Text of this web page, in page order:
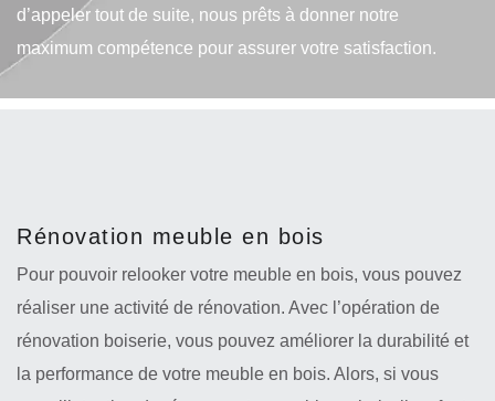
d’appeler tout de suite, nous prêts à donner notre
maximum compétence pour assurer votre satisfaction.
Rénovation meuble en bois
Pour pouvoir relooker votre meuble en bois, vous pouvez
réaliser une activité de rénovation. Avec l’opération de
rénovation boiserie, vous pouvez améliorer la durabilité et
la performance de votre meuble en bois. Alors, si vous